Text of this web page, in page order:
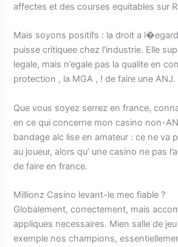
affectes et des courses equitables sur
Mais soyons positifs : la droit a
puisse critiquee chez l’industrie. Elle
legale, mais n’egale pas la qualite en
protection , la MGA , ! de faire une ANJ.
Que vous soyez serrez en france,
en ce qui concerne mon casino non-
bandage alc lise en amateur : ce ne va
au joueur, alors qu’ une casino ne pas
de faire en france.
Millionz Casino levant-le mec fiable ?
Globalement, correctement, mais
appliques necessaires. Mien salle de
exemple nos champions,